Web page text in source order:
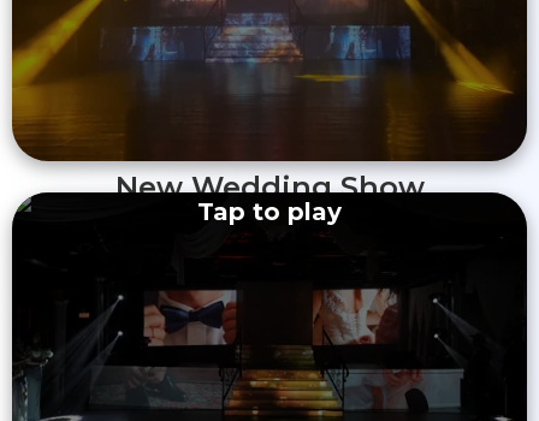
New Wedding Show
Tap to play